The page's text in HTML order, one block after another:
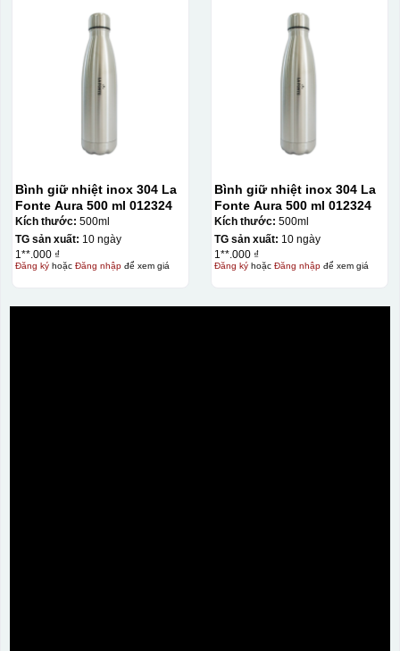
Bình giữ nhiệt inox 304 La
Fonte Aura 500 ml 012324
Kích thước: 500ml
TG sản xuất: 10 ngày
1**.000 ₫
Đăng kýhoặc Đăng nhậpđể xem giá
Bình giữ nhiệt inox 304 La
Fonte Aura 500 ml 012324
Kích thước: 500ml
TG sản xuất: 10 ngày
1**.000 ₫
Đăng kýhoặc Đăng nhậpđể xem giá